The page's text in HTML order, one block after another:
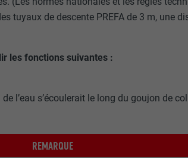
tuyaux de descente PREFA de 3 m, une
les fonctions suivantes :
l’eau s’écoulerait le long du goujon de
REMARQUE